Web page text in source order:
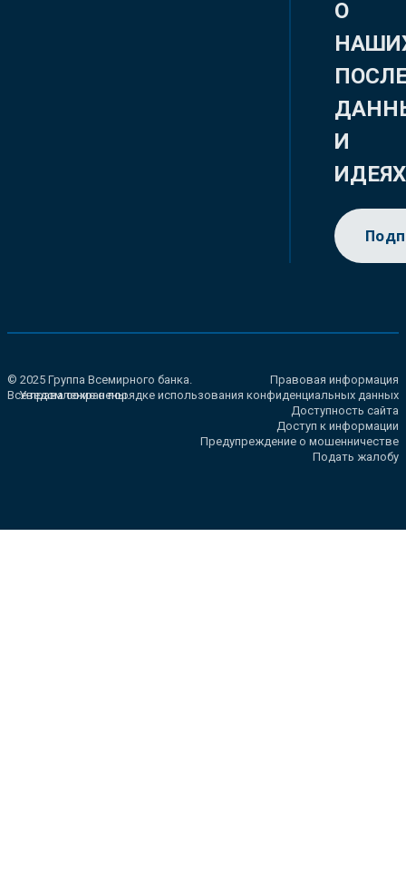
О
И
ИДЕЯХ
© 2025 Группа Всемирного банка.
Все права сохранены.
Правовая информация
Уведомление о порядке использования конфиденциальных данных
Доступность сайта
Доступ к информации
Предупреждение о мошенничестве
Подать жалобу